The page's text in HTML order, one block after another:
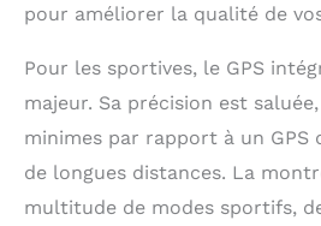
pour améliorer la qualité de
Pour les sportives, le GPS
majeur. Sa précision est
minimes par rapport à un GPS
de longues distances. La
multitude de modes sportifs,